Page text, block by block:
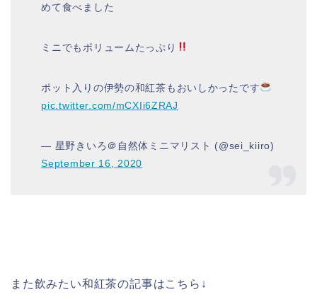
めて食べました
ミニでもボリュームたっぷり
ポット入りの伊勢の和紅茶もおいしかったです
pic.twitter.com/mCXIi6ZRAJ
— 星野きいろ＠自然体ミニマリスト (@sei_kiiro)
September 16, 2020
また飲みたい和紅茶の記事はこちら↓